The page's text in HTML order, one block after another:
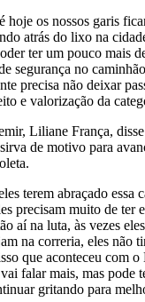
hoje os nossos garis
atrás do lixo na
ter um pouco mais
segurança no
precisa não deixar
e valorização da
Liliane França,
de motivo para
terem abraçado essa
precisam muito de ter
aí na luta, às vezes
na correria, eles não
que aconteceu com
falar mais, mas pode
gritando para